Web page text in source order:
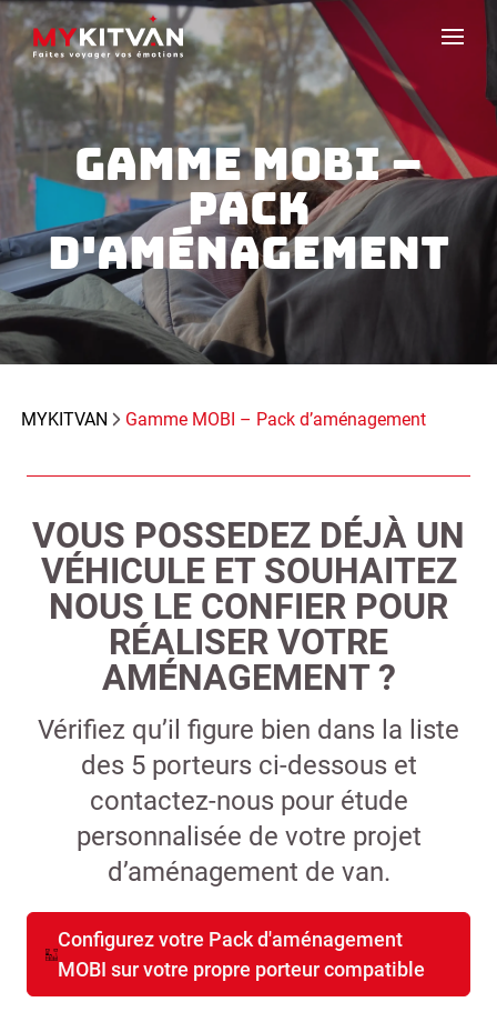
GAMME MOBI –
PACK
D'AMÉNAGEMENT
MYKITVAN Gamme MOBI – Pack d’aménagement
VOUS POSSEDEZ DÉJÀ UN
VÉHICULE ET SOUHAITEZ
NOUS LE CONFIER POUR
RÉALISER VOTRE
AMÉNAGEMENT ?
Vérifiez qu’il figure bien dans la liste
des 5 porteurs ci-dessous et
contactez-nous pour étude
personnalisée de votre projet
d’aménagement de van.
Configurez votre Pack d'aménagement
MOBI sur votre propre porteur compatible